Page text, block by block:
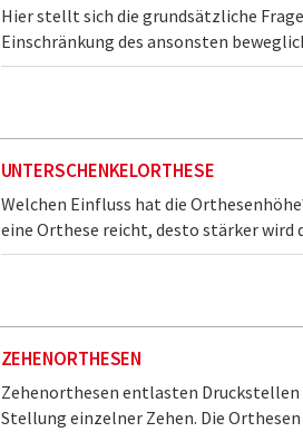
Hier stellt sich die grundsätzliche
Einschränkung des ansonsten
UNTERSCHENKELORTHESE
Welchen Einfluss hat die
eine Orthese reicht, desto stärker wird
ZEHENORTHESEN
Zehenorthesen entlasten Druckstellen
Stellung einzelner Zehen. Die